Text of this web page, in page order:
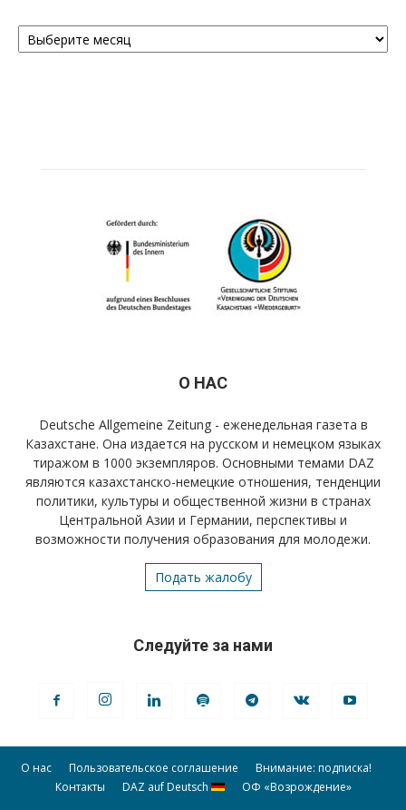
Архивы
О НАС
Deutsche Allgemeine Zeitung - еженедельная газета в
Казахстане. Она издается на русском и немецком языках
тиражом в 1000 экземпляров. Основными темами DAZ
являются казахстанско-немецкие отношения, тенденции
политики, культуры и общественной жизни в странах
Центральной Азии и Германии, перспективы и
возможности получения образования для молодежи.
Подать жалобу
Следуйте за нами
О нас Пользовательское соглашение
Внимание: подписка!
Контакты
DAZ auf Deutsch ОФ «Возрождение»